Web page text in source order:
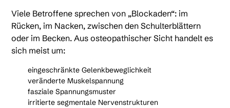
Viele Betroffene sprechen von „Blockaden“: im
Rücken, im Nacken, zwischen den Schulterblättern
oder im Becken. Aus osteopathischer Sicht handelt es
sich meist um:
eingeschränkte Gelenkbeweglichkeit
veränderte Muskelspannung
fasziale Spannungsmuster
irritierte segmentale Nervenstrukturen